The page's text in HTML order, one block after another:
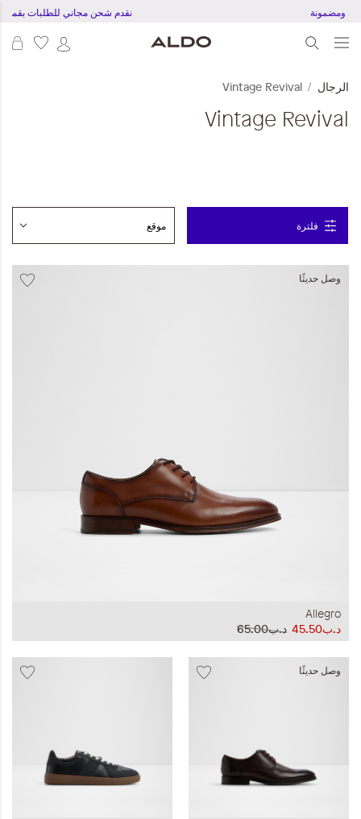
نقدم شحن مجاني للطلبات بقمية 20 دينار آمنة ومضمونة
ملابس العمل
Leather Collection
إصدار السفر و الرحلات
الرجال Vintage Revival
Vintage Revival
فلترة
وصل حديثًا
Allegro
د.ب65.00
د.ب45.50
وصل حديثًا